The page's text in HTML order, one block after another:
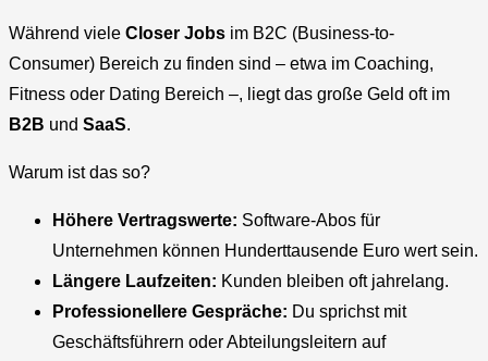
Während viele Closer Jobs im B2C (Business-to-
Consumer) Bereich zu finden sind – etwa im Coaching,
Fitness oder Dating Bereich –, liegt das große Geld oft im
B2B und SaaS.
Warum ist das so?
Höhere Vertragswerte: Software-Abos für
Unternehmen können Hunderttausende Euro wert sein.
Längere Laufzeiten: Kunden bleiben oft jahrelang.
Professionellere Gespräche: Du sprichst mit
Geschäftsführern oder Abteilungsleitern auf